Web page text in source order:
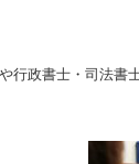
行政書士・司法書